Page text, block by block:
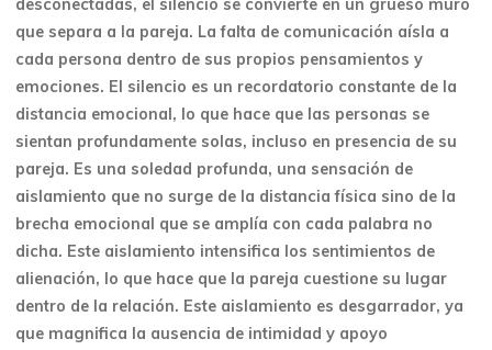
desconectadas, el silencio se convierte en un grueso muro
que separa a la pareja. La falta de comunicación aísla a
cada persona dentro de sus propios pensamientos y
emociones. El silencio es un recordatorio constante de la
distancia emocional, lo que hace que las personas se
sientan profundamente solas, incluso en presencia de su
pareja. Es una soledad profunda, una sensación de
aislamiento que no surge de la distancia física sino de la
brecha emocional que se amplía con cada palabra no
dicha. Este aislamiento intensifica los sentimientos de
alienación, lo que hace que la pareja cuestione su lugar
dentro de la relación. Este aislamiento es desgarrador, ya
que magnifica la ausencia de intimidad y apoyo